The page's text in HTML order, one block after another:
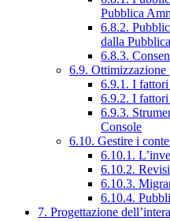
Pubblica
6.8.2.
dalla
6.8.3.
6.9.
6.9.1. I fattori
6.9.2. I fattori
6.9.3.
Console
6.10. Gestire i
6.10.1.
6.10.2.
6.10.3.
6.10.4.
7. Progettazione